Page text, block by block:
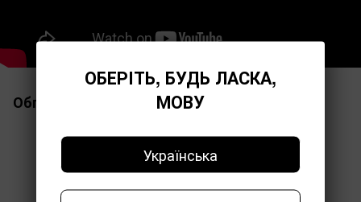
Обговорення
ОБЕРІТЬ, БУДЬ ЛАСКА,
МОВУ
Українська